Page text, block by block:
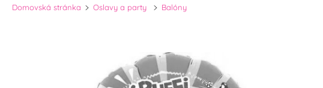
Domovská stránka Oslavy a party Balóny